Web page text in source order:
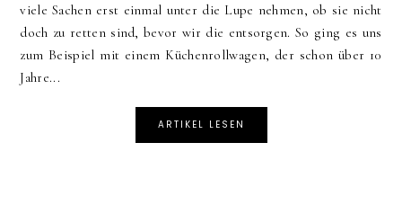
viele Sachen erst einmal unter die Lupe nehmen, ob sie nicht
doch zu retten sind, bevor wir die entsorgen. So ging es uns
zum Beispiel mit einem Küchenrollwagen, der schon über 10
Jahre...
ARTIKEL LESEN